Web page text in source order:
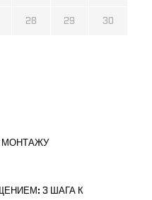
28 29 30
МОНТАЖУ
3 ШАГА К